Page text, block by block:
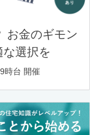
お金のギモン
選択を
時台 開催